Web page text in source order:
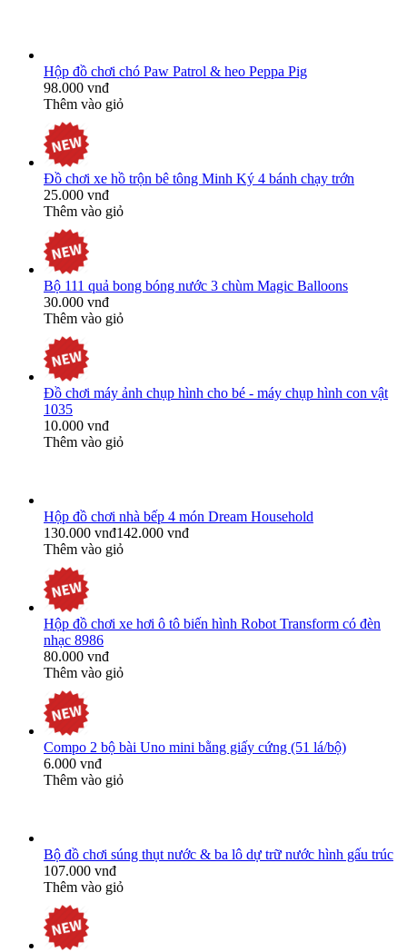
Hộp đồ chơi chó Paw Patrol & heo Peppa Pig
98.000 vnđ
Thêm vào giỏ
Đồ chơi xe hồ trộn bê tông Minh Ký 4 bánh chạy trớn
25.000 vnđ
Thêm vào giỏ
Bộ 111 quả bong bóng nước 3 chùm Magic Balloons
30.000 vnđ
Thêm vào giỏ
Đồ chơi máy ảnh chụp hình cho bé - máy chụp hình con vật
1035
10.000 vnđ
Thêm vào giỏ
Hộp đồ chơi nhà bếp 4 món Dream Household
130.000 vnđ142.000 vnđ
Thêm vào giỏ
Hộp đồ chơi xe hơi ô tô biến hình Robot Transform có đèn
nhạc 8986
80.000 vnđ
Thêm vào giỏ
Compo 2 bộ bài Uno mini bằng giấy cứng (51 lá/bộ)
6.000 vnđ
Thêm vào giỏ
Bộ đồ chơi súng thụt nước & ba lô dự trữ nước hình gấu trúc
107.000 vnđ
Thêm vào giỏ